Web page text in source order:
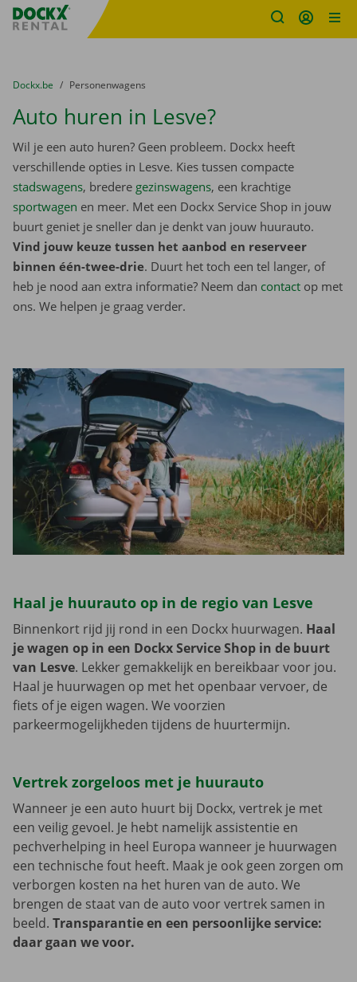
Fratello DEMO
U bevindt zich hier:
van
Dockx.be naar
Personenwagens
Auto huren in Lesve?
Wil je een auto huren? Geen probleem. Dockx heeft
verschillende opties in Lesve. Kies tussen compacte
stadswagens, bredere gezinswagens, een krachtige
sportwagen en meer. Met een Dockx Service Shop in jouw
buurt geniet je sneller dan je denkt van jouw huurauto.
Vind jouw keuze tussen het aanbod en reserveer
binnen één-twee-drie. Duurt het toch een tel langer, of
heb je nood aan extra informatie? Neem dan contact op met
ons. We helpen je graag verder.
Haal je huurauto op in de regio van Lesve
Binnenkort rijd jij rond in een Dockx huurwagen. Haal
je wagen op in een Dockx Service Shop in de buurt
van Lesve. Lekker gemakkelijk en bereikbaar voor jou.
Haal je huurwagen op met het openbaar vervoer, de
fiets of je eigen wagen. We voorzien
parkeermogelijkheden tijdens de huurtermijn.
Vertrek zorgeloos met je huurauto
Wanneer je een auto huurt bij Dockx, vertrek je met
een veilig gevoel. Je hebt namelijk assistentie en
pechverhelping in heel Europa wanneer je huurwagen
een technische fout heeft. Maak je ook geen zorgen om
verborgen kosten na het huren van de auto. We
brengen de staat van de auto voor vertrek samen in
beeld. Transparantie en een persoonlijke service:
daar gaan we voor.